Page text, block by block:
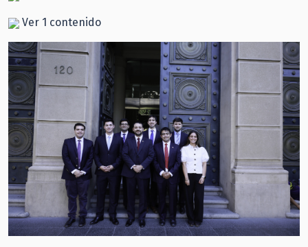
Ver 1 contenido